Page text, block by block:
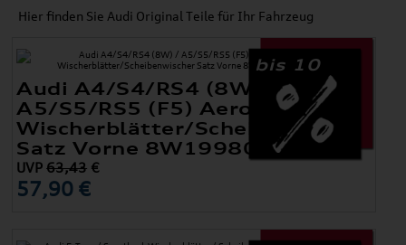
Hier finden Sie Audi Original Teile für Ihr Fahrzeug
bis 10
Audi A4/S4/RS4 (8W) /
A5/S5/RS5 (F5) Aero-
Wischerblätter/Scheibenwischer
Satz Vorne 8W1998002
UVP63,43 €
57,90 €